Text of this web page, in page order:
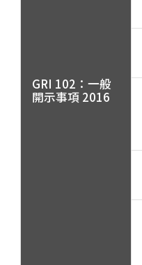
GRI 102：一般
開示事項 2016